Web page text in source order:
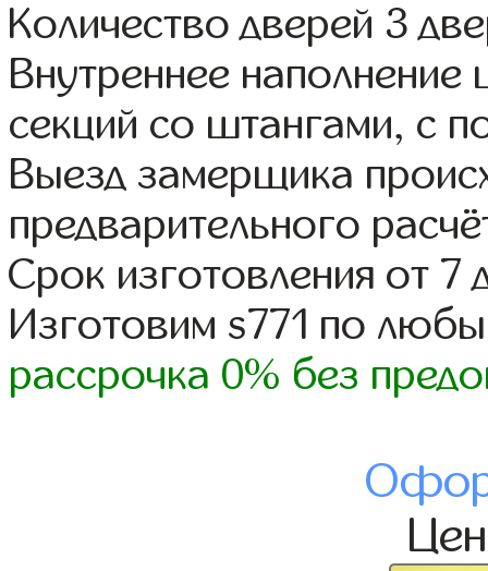
Количество дверей 3
Внутреннее
секций со штангами, с
Выезд замерщика
предварительного
Срок изготовления от 7
Изготовим s771 по
рассрочка 0% без